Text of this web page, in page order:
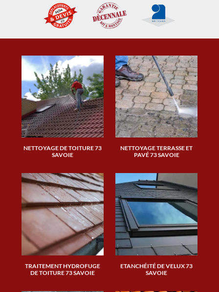
NETTOYAGE DE TOITURE 73
SAVOIE
NETTOYAGE TERRASSE ET
PAVÉ 73 SAVOIE
TRAITEMENT HYDROFUGE
DE TOITURE 73 SAVOIE
ETANCHÉITÉ DE VELUX 73
SAVOIE